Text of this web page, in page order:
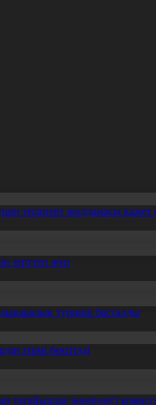
терапевт жолдамасы қажет
зерттеп жүр
турнирі басталды
тізімі бекітілді
тағайындау жөніндегі